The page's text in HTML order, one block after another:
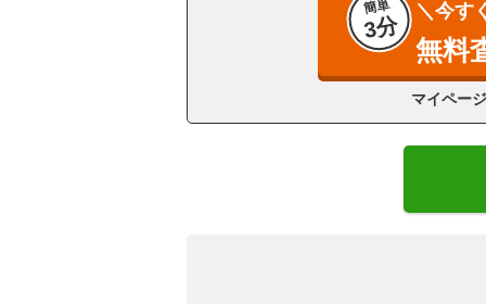
簡単
3分
＼今す
無料
マイペー